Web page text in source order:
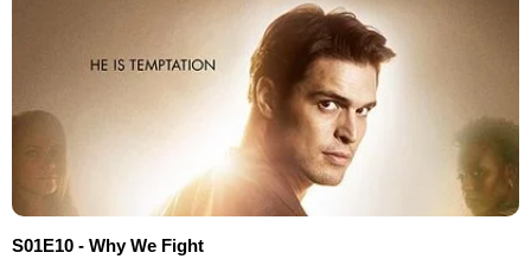
S01E10 - Why We Fight